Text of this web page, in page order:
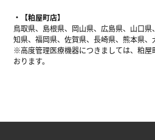
【粕屋町店】
鳥取県、島根県、岡山県、広島県、山口
知県、福岡県、佐賀県、長崎県、熊本県
※高度管理医療機器につきましては、粕屋
おります。